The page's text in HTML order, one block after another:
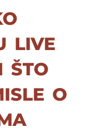
live
što
o